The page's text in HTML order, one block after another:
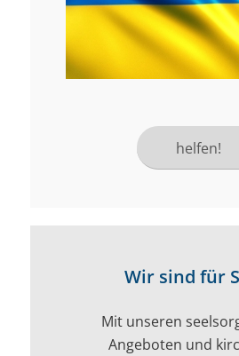
helfen!
Wir sind für
Mit unseren
Angeboten und